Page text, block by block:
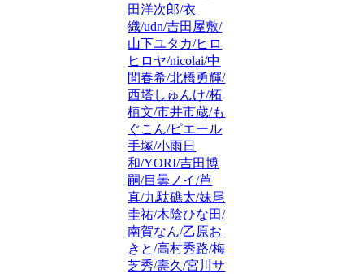
田洋次郎/衣
織/udn/吉田屋敷/
山下ユタカ/ヒロ
ヒロヤ/nicolai/中
間春希/北橋勇輝/
西塔しゅんけ/柘
植文/市井市蔵/も
ぐこん/ピエール
手塚/小雨日
和/YORI/吉田博
嗣/目曇ノイ/芦
真/九駄礁太/妹尾
圭祐/木陰ひな田/
南賀なん/乙原お
きと/高村秀路/梅
芝秀/壽久/宮川サ